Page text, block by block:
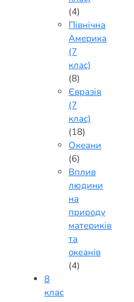
(4)
Північна
Америка
(7
клас)
(8)
Євразія
(7
клас)
(18)
Океани
(6)
Вплив
людини
на
природу
материків
та
океанів
(4)
8
клас